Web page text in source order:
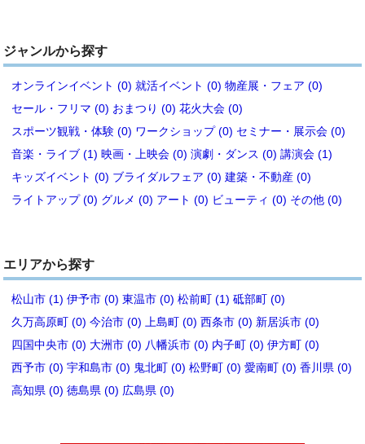
ジャンルから探す
オンラインイベント (0) 就活イベント (0) 物産展・フェア (0)
セール・フリマ (0) おまつり (0) 花火大会 (0)
スポーツ観戦・体験 (0) ワークショップ (0) セミナー・展示会 (0)
音楽・ライブ (1) 映画・上映会 (0) 演劇・ダンス (0) 講演会 (1)
キッズイベント (0) ブライダルフェア (0) 建築・不動産 (0)
ライトアップ (0) グルメ (0) アート (0) ビューティ (0) その他 (0)
エリアから探す
松山市 (1) 伊予市 (0) 東温市 (0) 松前町 (1) 砥部町 (0)
久万高原町 (0) 今治市 (0) 上島町 (0) 西条市 (0) 新居浜市 (0)
四国中央市 (0) 大洲市 (0) 八幡浜市 (0) 内子町 (0) 伊方町 (0)
西予市 (0) 宇和島市 (0) 鬼北町 (0) 松野町 (0) 愛南町 (0) 香川県 (0)
高知県 (0) 徳島県 (0) 広島県 (0)